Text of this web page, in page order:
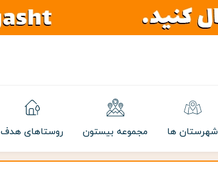
شهرستان ها مجموعه بیستون روستاهای هدف